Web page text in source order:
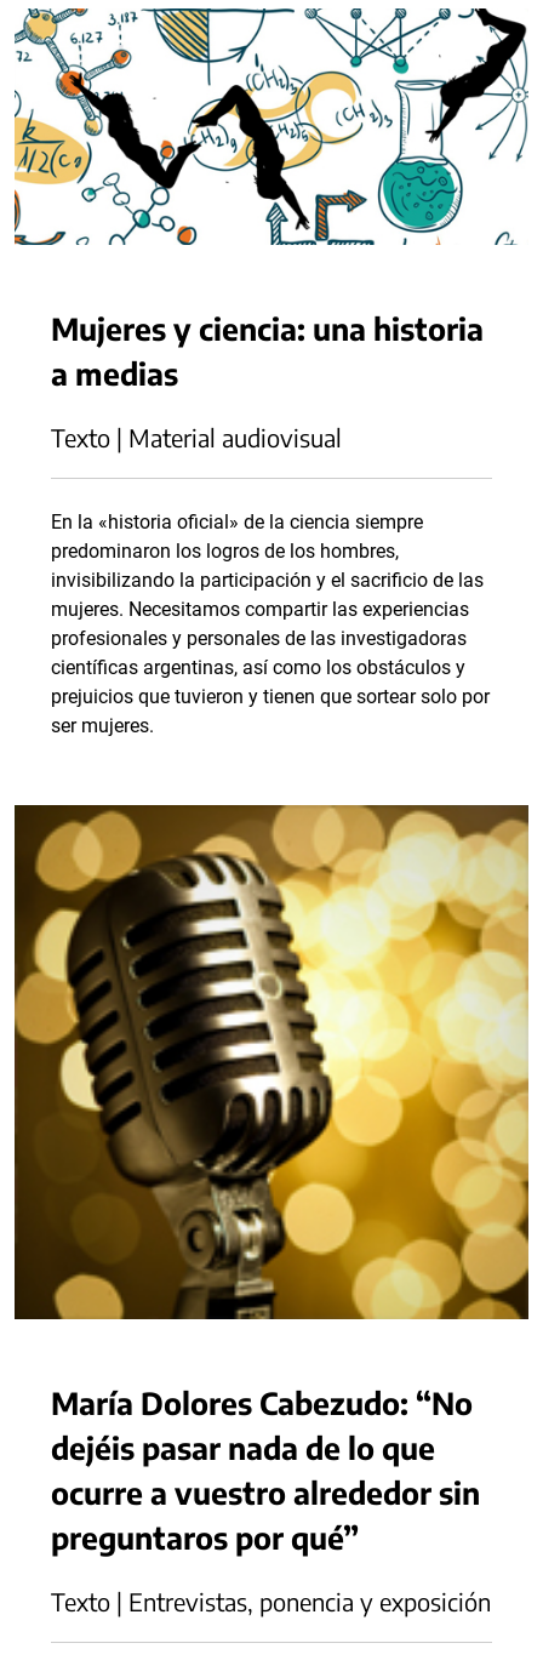
Mujeres y ciencia: una historia
a medias
Texto | Material audiovisual
En la «historia oficial» de la ciencia siempre
predominaron los logros de los hombres,
invisibilizando la participación y el sacrificio de las
mujeres. Necesitamos compartir las experiencias
profesionales y personales de las investigadoras
científicas argentinas, así como los obstáculos y
prejuicios que tuvieron y tienen que sortear solo por
ser mujeres.
María Dolores Cabezudo: “No
dejéis pasar nada de lo que
ocurre a vuestro alrededor sin
preguntaros por qué”
Texto | Entrevistas, ponencia y exposición